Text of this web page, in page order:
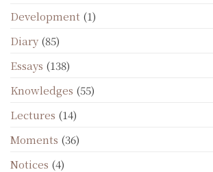
Development (1)
Diary (85)
Essays (138)
Knowledges (55)
Lectures (14)
Moments (36)
Notices (4)